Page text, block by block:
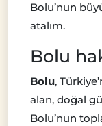
Bolu’nun
atalım.
Bolu
Bolu,
alan, doğal
Bolu’nun